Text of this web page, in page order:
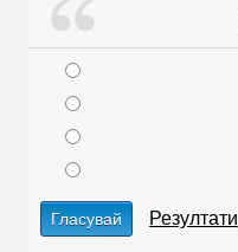
Гласувай Резултати